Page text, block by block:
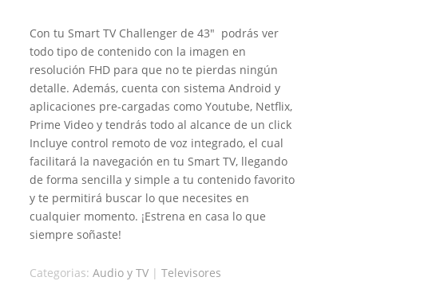
Con tu Smart TV Challenger de 43″ podrás ver
todo tipo de contenido con la imagen en
resolución FHD para que no te pierdas ningún
detalle. Además, cuenta con sistema Android y
aplicaciones pre-cargadas como Youtube, Netflix,
Prime Video y tendrás todo al alcance de un click
Incluye control remoto de voz integrado, el cual
facilitará la navegación en tu Smart TV, llegando
de forma sencilla y simple a tu contenido favorito
y te permitirá buscar lo que necesites en
cualquier momento. ¡Estrena en casa lo que
siempre soñaste!
Categorias: Audio y TV| Televisores